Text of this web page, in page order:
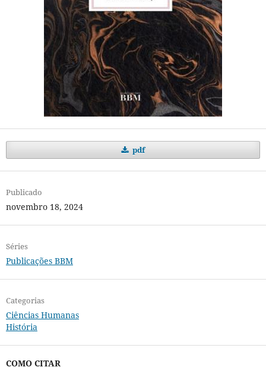
pdf
Publicado
novembro 18, 2024
Séries
Publicações BBM
Categorias
Ciências Humanas
História
COMO CITAR